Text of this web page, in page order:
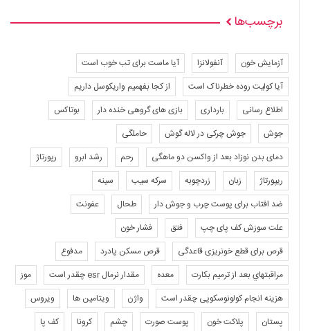
برچسب‌ها
آزمایش خون آنفولانزا
آیا ماست برای تب خوب است
آیا کولیت روده خطرناک است
از کجا بفهمیم واریکوسل داریم
اطلاع رسانی
بارداری بازی های گروهی خنده دار
بوتاکس
جوش
جوش چرکی در لاله گوش
حاملگی
دمای بدن نوزاد بعد از واکسن دو ماهگی
رحم رشد ابرو
رپورتاژ
ریپورتاژ
زبان زردچوبه سرکه سیب
سینه
ضد افتاب برای پوست چرب و جوش دار
طحال
عفونت
علت سوزش کف پای چپ
فتق
فشار خون
قرص برای قطع خونریزی قاعدگی
قرص مسکن پادرد
مدفوع
مراقبتهاي بعد از ترميم بكارت
معده مقدار نرمال esr چقدر است
موز
هزینه انجام کولونوسکوپی چقدر است
واژن ویتامین ها
ویروس
پستان
پلاکت خون پوست صورت چشم کرونا کف پا